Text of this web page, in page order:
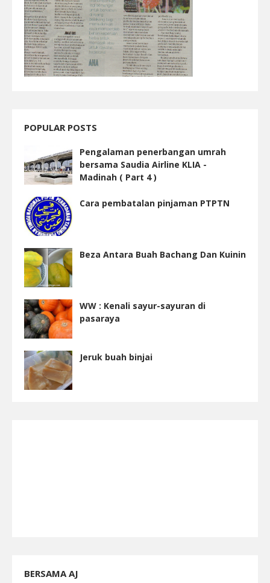
POPULAR POSTS
Pengalaman penerbangan umrah
bersama Saudia Airline KLIA -
Madinah ( Part 4 )
Cara pembatalan pinjaman PTPTN
Beza Antara Buah Bachang Dan Kuinin
WW : Kenali sayur-sayuran di
pasaraya
Jeruk buah binjai
BERSAMA AJ